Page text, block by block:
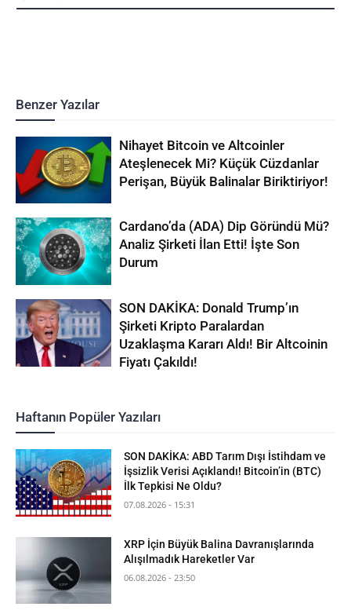
Benzer Yazılar
Nihayet Bitcoin ve Altcoinler
Ateşlenecek Mi? Küçük Cüzdanlar
Perişan, Büyük Balinalar Biriktiriyor!
Cardano’da (ADA) Dip Göründü Mü?
Analiz Şirketi İlan Etti! İşte Son
Durum
SON DAKİKA: Donald Trump’ın
Şirketi Kripto Paralardan
Uzaklaşma Kararı Aldı! Bir Altcoinin
Fiyatı Çakıldı!
Haftanın Popüler Yazıları
SON DAKİKA: ABD Tarım Dışı İstihdam ve
İşsizlik Verisi Açıklandı! Bitcoin’in (BTC)
İlk Tepkisi Ne Oldu?
07.08.2026 - 15:31
XRP İçin Büyük Balina Davranışlarında
Alışılmadık Hareketler Var
06.08.2026 - 23:50